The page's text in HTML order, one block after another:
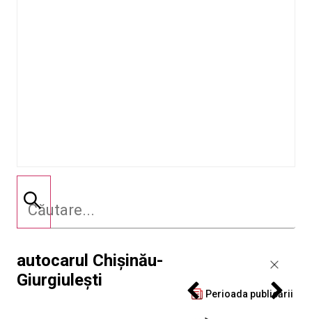
autocarul Chișinău-
Giurgiulești
Perioada publicării